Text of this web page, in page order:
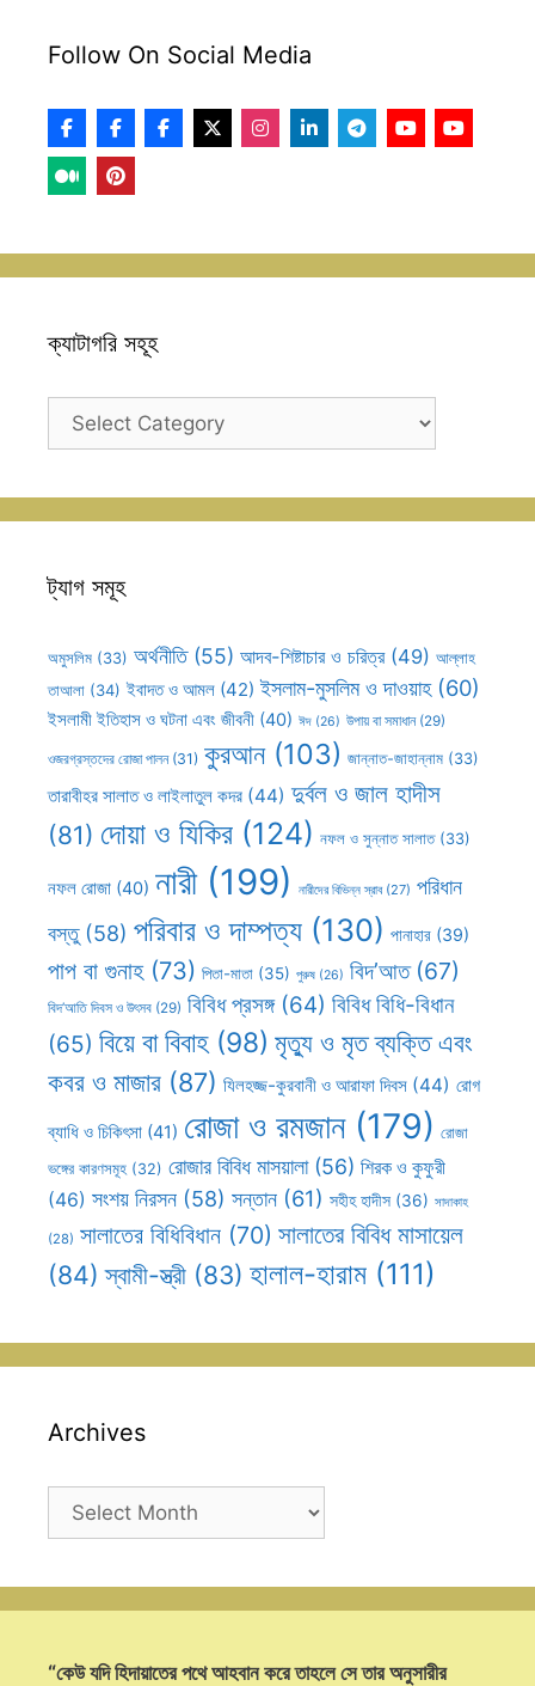
Follow On Social Media
ক্যাটাগরি সহূহ
ক্যাটাগরি
ট্যাগ সমূহ
অমুসলিম (33) অর্থনীতি(55) আদব-শিষ্টাচার ও চরিত্র(49) আল্লাহ
তাআলা (34) ইবাদত ও আমল (42) ইসলাম-মুসলিম ও দাওয়াহ(60)
ইসলামী ইতিহাস ও ঘটনা এবং জীবনী (40) ঈদ (26) উপায় বা সমাধান(29)
ওজরগ্রস্তদের রোজা পালন(31) কুরআন(103) জান্নাত-জাহান্নাম (33)
তারাবীহর সালাত ও লাইলাতুল কদর (44) দুর্বল ও জাল হাদীস
(81) দোয়া ও যিকির (124) নফল ও সুন্নাত সালাত(33)
নফল রোজা (40) নারী(199) নারীদের বিভিন্ন স্রাব(27) পরিধান
বস্তু(58) পরিবার ও দাম্পত্য (130) পানাহার (39)
পাপ বা গুনাহ(73) পিতা-মাতা (35) পুরুষ (26) বিদ’আত(67)
বিদ’আতি দিবস ও উৎসব (29) বিবিধ প্রসঙ্গ(64) বিবিধ বিধি-বিধান
(65) বিয়ে বা বিবাহ (98) মৃত্যু ও মৃত ব্যক্তি এবং
কবর ও মাজার (87) যিলহজ্জ-কুরবানী ও আরাফা দিবস (44) রোগ
ব্যাধি ও চিকিৎসা (41) রোজা ও রমজান(179) রোজা
ভঙ্গের কারণসমূহ (32) রোজার বিবিধ মাসয়ালা(56) শিরক ও কুফুরী
(46) সংশয় নিরসন (58) সন্তান (61) সহীহ হাদীস (36) সাদাকাহ
(28) সালাতের বিধিবিধান (70) সালাতের বিবিধ মাসায়েল
(84) স্বামী-স্ত্রী (83) হালাল-হারাম (111)
Archives
Archives
“কেউ যদি হিদায়াতের পথে আহবান করে তাহলে সে তার অনুসারীর